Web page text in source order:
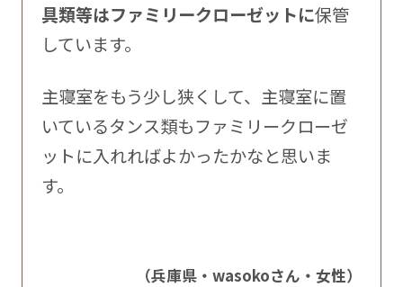
具類等はファミリークローゼットに保管
しています。
主寝室をもう少し狭くして、主寝室に置
いているタンス類もファミリークローゼ
ットに入れればよかったかなと思いま
す。
（兵庫県・wasokoさん・女性）